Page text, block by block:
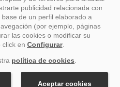
el desarrollo
para reforzar su
Comercio de Málaga.